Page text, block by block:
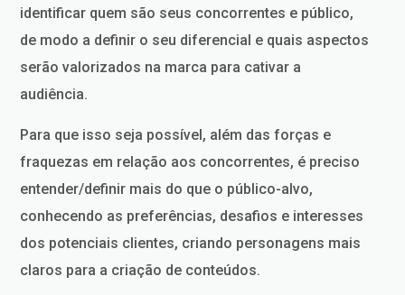
identificar quem são seus concorrentes e público,
de modo a definir o seu diferencial e quais aspectos
serão valorizados na marca para cativar a
audiência.
Para que isso seja possível, além das forças e
fraquezas em relação aos concorrentes, é preciso
entender/definir mais do que o público-alvo,
conhecendo as preferências, desafios e interesses
dos potenciais clientes, criando personagens mais
claros para a criação de conteúdos.